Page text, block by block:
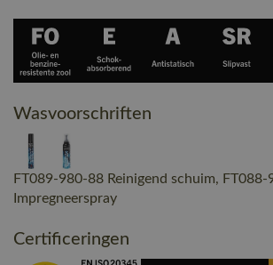
Wasvoorschriften
FT089-980-88 Reinigend schuim, FT088-
Impregneerspray
Certificeringen